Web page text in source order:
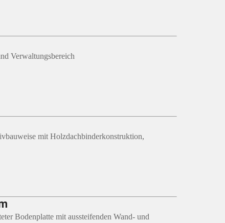
Verwaltungsbereich
mit Holzdachbinderkonstruktion,
Bodenplatte mit aussteifenden Wand- und